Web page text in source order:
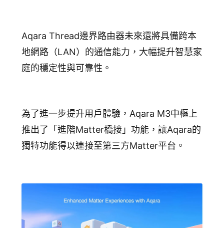
Aqara Thread邊界路由器未來還將具備跨本
地網路（LAN）的通信能力，大幅提升智慧家
庭的穩定性與可靠性。
為了進一步提升用戶體驗，Aqara M3中樞上
推出了「進階Matter橋接」功能，讓Aqara的
獨特功能得以連接至第三方Matter平台。